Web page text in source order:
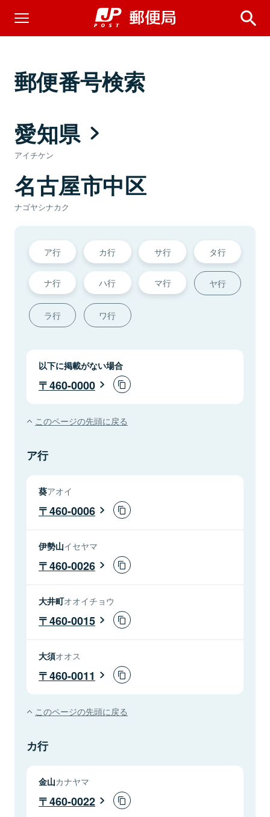
郵便番号検索
愛知県
アイチケン
名古屋市中区
ナゴヤシナカク
ア行 カ行 サ行 タ行
ナ行 ハ行 マ行 ヤ行
ラ行 ワ行
以下に掲載がない場合
460-0000
このページの先頭に戻る
ア行
葵アオイ
460-0006
伊勢山イセヤマ
460-0026
大井町オオイチョウ
460-0015
大須オオス
460-0011
このページの先頭に戻る
カ行
金山カナヤマ
460-0022